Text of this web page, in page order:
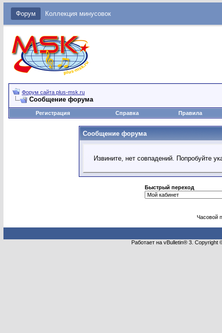
Форум Коллекция минусовок
Форум сайта plus-msk.ru
Сообщение форума
Регистрация Справка Правила
Сообщение форума
Извините, нет совпадений. Попробуйте
Быстрый переход
Часовой
Работает на vBulletin® 3.